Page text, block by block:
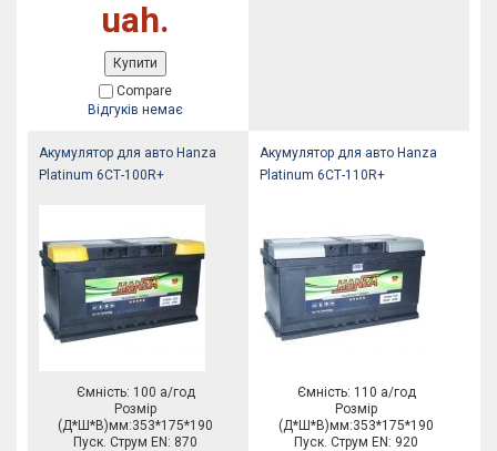
uah.
Купити
Compare
Відгуків немає
Акумулятор для авто Hanza
Platinum 6СТ-100R+
Ємність: 100 а/год
Розмір
(Д*Ш*В)мм:353*175*190
Пуск. Струм EN: 870
Акумулятор для авто Hanza
Platinum 6СТ-110R+
Ємність: 110 а/год
Розмір
(Д*Ш*В)мм:353*175*190
Пуск. Струм EN: 920